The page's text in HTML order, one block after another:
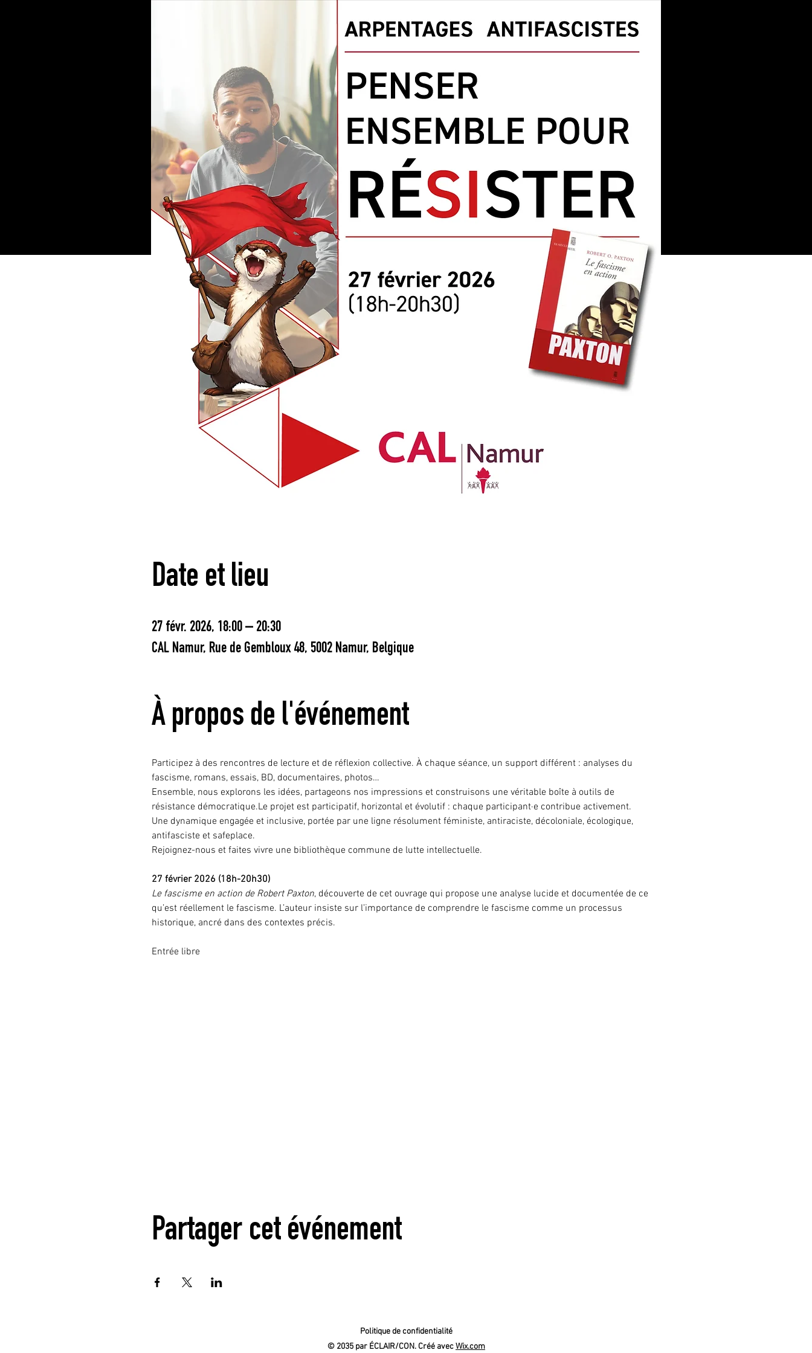
Date et lieu
27 févr. 2026, 18:00 – 20:30
CAL Namur, Rue de Gembloux 48, 5002 Namur, Belgique
À propos de l'événement
Participez à des rencontres de lecture et de réflexion collective. À chaque séance, un support différent : analyses du
fascisme, romans, essais, BD, documentaires, photos…
Ensemble, nous explorons les idées, partageons nos impressions et construisons une véritable boîte à outils de
résistance démocratique.Le projet est participatif, horizontal et évolutif : chaque participant·e contribue activement.
Une dynamique engagée et inclusive, portée par une ligne résolument féministe, antiraciste, décoloniale, écologique,
antifasciste et safeplace.
Rejoignez-nous et faites vivre une bibliothèque commune de lutte intellectuelle.
27 février 2026 (18h-20h30)
Le fascisme en action de Robert Paxton, découverte de cet ouvrage qui propose une analyse lucide et documentée de ce
qu’est réellement le fascisme. L’auteur insiste sur l’importance de comprendre le fascisme comme un processus
historique, ancré dans des contextes précis.
Entrée libre
Partager cet événement
Politique de confidentialité
© 2035 par ÉCLAIR/CON. Créé avecWix.com